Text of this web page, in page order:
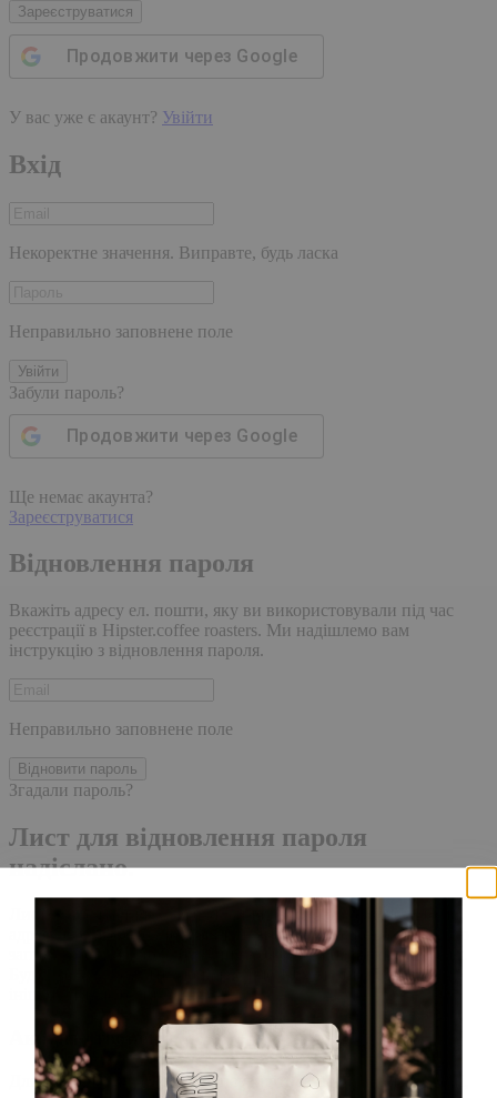
Зареєструватися
Продовжити через Google
У вас уже є акаунт? Увійти
Вхід
Некоректне значення. Виправте, будь ласка
Неправильно заповнене поле
Увійти
Забули пароль?
Продовжити через Google
Ще немає акаунта?
Зареєструватися
Відновлення пароля
Вкажіть адресу ел. пошти, яку ви використовували під час
реєстрації в Hipster.coffee roasters. Ми надішлемо вам
інструкцію з відновлення пароля.
Неправильно заповнене поле
Відновити пароль
Згадали пароль?
Лист для відновлення пароля
надіслано.
Лист із посиланням для скидання пароля було надіслано на
адресу електронної пошти, прив'язану до вашого облікового
запису, доставка повідомлення може зайняти кілька хвилин.
Будь ласка, зачекайте щонайменше 10 хвилин, перш ніж
ініціювати ще один запит.
Акаунт створено
Для завершення реєстрації, перейдіть за посиланням у листі,